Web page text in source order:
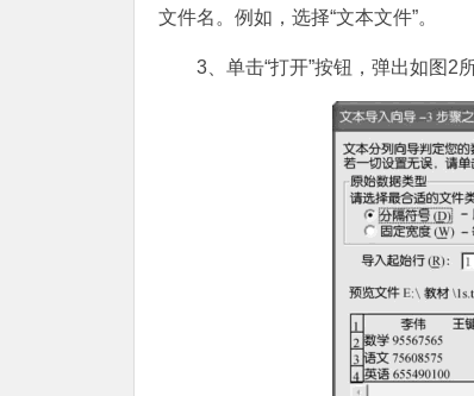
文件名。例如，选择“文本文件”。
3、单击“打开”按钮，弹出如图2